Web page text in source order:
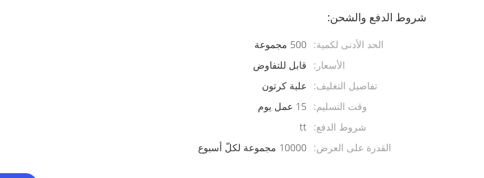
شروط الدفع والشحن:
الحد الأدنى لكمية: 500 مجموعة
الأسعار:
قابل للتفاوض
تفاصيل التغليف:
علبة كرتون
وقت التسليم:
15 عمل يوم
شروط الدفع: tt
القدرة على العرض: 10000 مجموعة لكلّ أسبوع